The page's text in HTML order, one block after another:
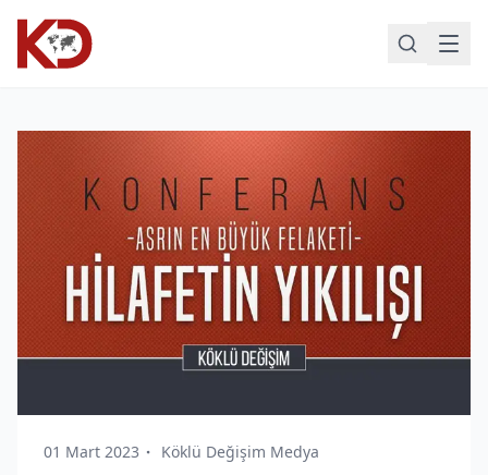
01 Mart 2023 Köklü Değişim Medya